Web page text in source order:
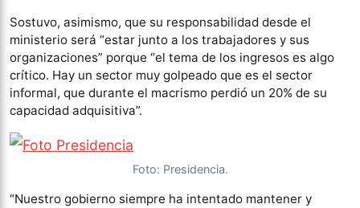
Sostuvo, asimismo, que su responsabilidad desde el
ministerio será “estar junto a los trabajadores y sus
organizaciones” porque “el tema de los ingresos es algo
crítico. Hay un sector muy golpeado que es el sector
informal, que durante el macrismo perdió un 20% de su
capacidad adquisitiva”.
Foto: Presidencia.
“Nuestro gobierno siempre ha intentado mantener y